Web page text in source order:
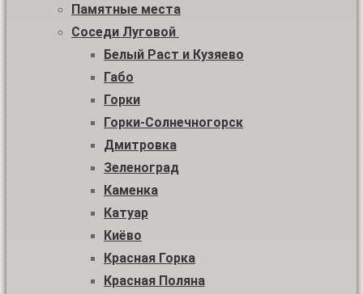
Памятные места
Соседи Луговой
Белый Раст и Кузяево
Габо
Горки
Горки-Солнечногорск
Дмитровка
Зеленоград
Каменка
Катуар
Киёво
Красная Горка
Красная Поляна